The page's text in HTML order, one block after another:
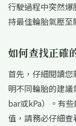
行駛過程中突然
持最佳輪胎氣壓至
如何查找正確
首先，仔細閱讀
明不同輪胎的建議
bar或kPa）。有
值，請務必仔細查